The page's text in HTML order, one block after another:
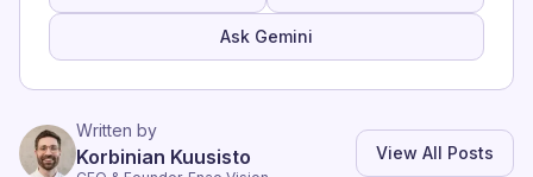
Ask Gemini
Written by
Korbinian Kuusisto View All Posts